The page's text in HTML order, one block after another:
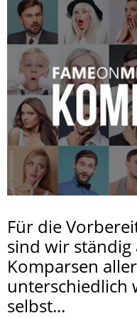
Für die
sind wir ständig
Komparsen
unterschiedlich
selbst...